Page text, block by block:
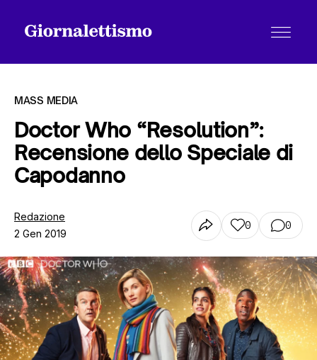
Tutti gli articoli
Chi siamo
Contatti
MASS MEDIA
Doctor Who “Resolution”:
Recensione dello Speciale di
Capodanno
Redazione
2 Gen 2019
0 0